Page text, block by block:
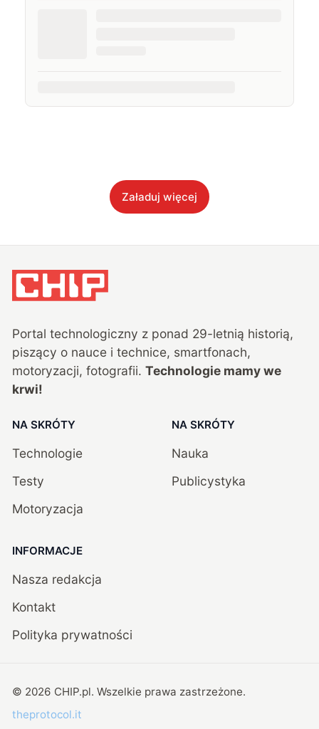
Załaduj więcej
Portal technologiczny z ponad 29-letnią historią,
piszący o nauce i technice, smartfonach,
motoryzacji, fotografii. Technologie mamy we
krwi!
NA SKRÓTY
Technologie
Testy
Motoryzacja
NA SKRÓTY
Nauka
Publicystyka
INFORMACJE
Nasza redakcja
Kontakt
Polityka prywatności
© 2026 CHIP.pl. Wszelkie prawa zastrzeżone.
theprotocol.it